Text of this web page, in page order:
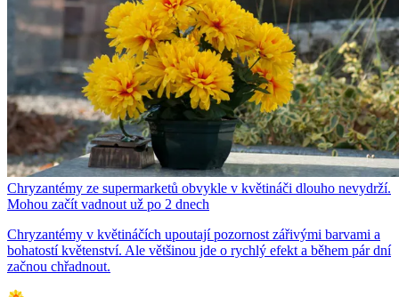
Chryzantémy ze supermarketů obvykle v květináči dlouho nevydrží.
Mohou začít vadnout už po 2 dnech
Chryzantémy v květináčích upoutají pozornost zářivými barvami a
bohatostí květenství. Ale většinou jde o rychlý efekt a během pár dní
začnou chřadnout.